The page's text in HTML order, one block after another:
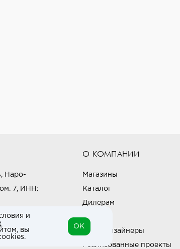
Наро-
7, ИНН:
О КОМПАНИИ
Магазины
Каталог
Дилерам
Блог
Наши дизайнеры
Реализованные проекты
и
вы
OK